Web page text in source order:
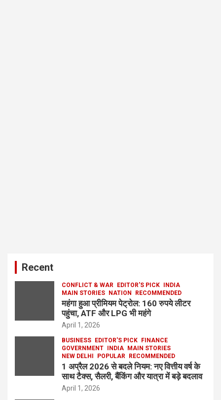
Recent
CONFLICT & WAR EDITOR'S PICK
INDIA
MAIN STORIES
NATION RECOMMENDED
महंगा हुआ प्रीमियम पेट्रोल: 160 रुपये लीटर
पहुंचा, ATF और LPG भी महंगे
April 1, 2026
BUSINESS EDITOR'S PICK
FINANCE
GOVERNMENT
INDIA
MAIN STORIES
NEW DELHI
POPULAR RECOMMENDED
1 अप्रैल 2026 से बदले नियम: नए वित्तीय वर्ष के
साथ टैक्स, सैलरी, बैंकिंग और यात्रा में बड़े बदलाव
April 1, 2026